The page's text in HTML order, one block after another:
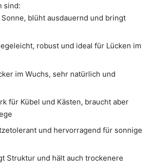
sind:
blüht ausdauernd und bringt
robust und ideal für Lücken im
im Wuchs, sehr natürlich und
für Kübel und Kästen, braucht aber
und hervorragend für sonnige
Struktur und hält auch trockenere